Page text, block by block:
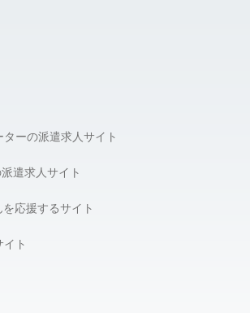
ーの派遣求人サイト
遣求人サイト
応援するサイト
ト